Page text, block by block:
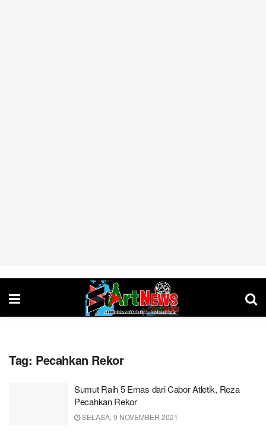
Tag: Pecahkan Rekor
Sumut Raih 5 Emas dari Cabor Atletik, Reza
Pecahkan Rekor
SELASA, 9 NOVEMBER 2021